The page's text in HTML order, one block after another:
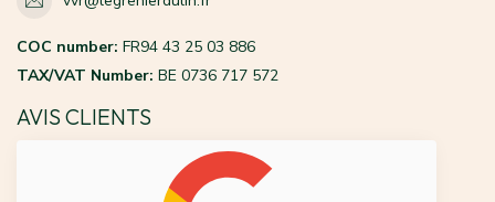
COC number: FR94 43 25 03 886
TAX/VAT Number: BE 0736 717 572
AVIS CLIENTS